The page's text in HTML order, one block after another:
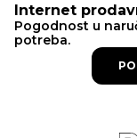
Internet
Pogodnost u
potreba.